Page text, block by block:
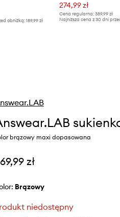
obniżką: 189,99 zł
274,99 zł
Cena regularna:389,99 zł
Najniższa cena z 30 dni
brązowy maxi dopasowana
zł
brązowy
niedostępny